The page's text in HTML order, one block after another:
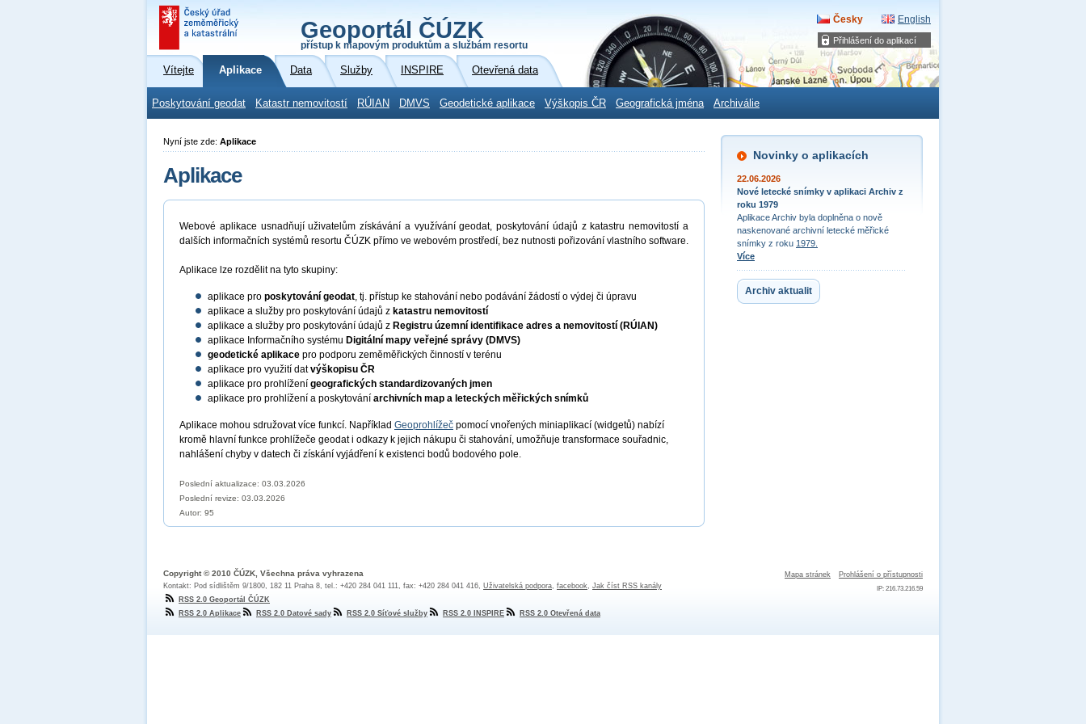
Přihlášení do aplikací
Geoportál ČÚZK
přístup k mapovým produktům a službám resortu
Česky English
Vítejte Aplikace Data Služby INSPIRE Otevřená data
Poskytování geodat Katastr nemovitostí RÚIAN DMVS Geodetické aplikace Výškopis ČR Geografická jména Archiválie
Novinky o aplikacích
22.06.2026
Nové letecké snímky v aplikaci Archiv z
roku 1979
Aplikace Archiv byla doplněna o nově
naskenované archivní letecké měřické
snímky z roku 1979.
Více
Archiv aktualit
Nyní jste zde: Aplikace
Aplikace
Webové aplikace usnadňují uživatelům získávání a využívání geodat, poskytování údajů z katastru nemovitostí a
dalších informačních systémů resortu ČÚZK přímo ve webovém prostředí, bez nutnosti pořizování vlastního software.
Aplikace lze rozdělit na tyto skupiny:
aplikace pro poskytování geodat, tj. přístup ke stahování nebo podávání žádostí o výdej či úpravu
aplikace a služby pro poskytování údajů z katastru nemovitostí
aplikace a služby pro poskytování údajů z Registru územní identifikace adres a nemovitostí (RÚIAN)
aplikace Informačního systému Digitální mapy veřejné správy (DMVS)
geodetické aplikace pro podporu zeměměřických činností v terénu
aplikace pro využití datvýškopisu ČR
aplikace pro prohlížení geografických standardizovaných jmen
aplikace pro prohlížení a poskytování archivních map a leteckých měřických snímků
Aplikace mohou sdružovat více funkcí. Například Geoprohlížeč pomocí vnořených miniaplikací (widgetů) nabízí
kromě hlavní funkce prohlížeče geodat i odkazy k jejich nákupu či stahování, umožňuje transformace souřadnic,
nahlášení chyby v datech či získání vyjádření k existenci bodů bodového pole.
Poslední aktualizace: 03.03.2026
Poslední revize: 03.03.2026
Autor: 95
Mapa stránek Prohlášení o přístupnosti
IP: 216.73.216.59
Copyright © 2010 ČÚZK, Všechna práva vyhrazena
Kontakt: Pod sídlištěm 9/1800, 182 11 Praha 8, tel.: +420 284 041 111, fax: +420 284 041 416, Uživatelská podpora, facebook, Jak číst RSS kanály
RSS 2.0 Geoportál ČÚZK
RSS 2.0 Aplikace
RSS 2.0 Datové sady RSS 2.0 Síťové služby RSS 2.0 INSPIRE RSS 2.0 Otevřená data